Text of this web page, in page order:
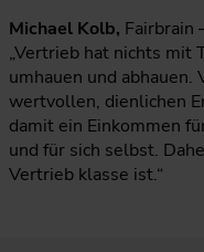
Michael Kolb, Fairbrain
„Vertrieb hat nichts mit
umhauen und abhauen.
wertvollen, dienlichen
damit ein Einkommen
und für sich selbst.
Vertrieb klasse ist.“